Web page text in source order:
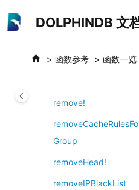
DOLPHINDB 文
函数参考 函数一览
regroup
remoteRunCompatible
remove!
Group
removeHead!
removeIPBlackList